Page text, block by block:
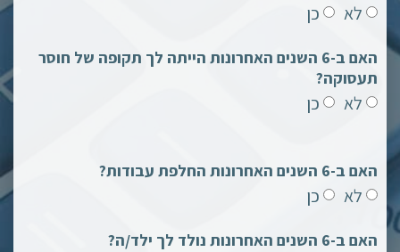
לא כן
האם ב-6 השנים האחרונות הייתה לך תקופה של חוסר
תעסוקה?
לא כן
האם ב-6 השנים האחרונות החלפת עבודות?
לא כן
האם ב-6 השנים האחרונות נולד לך ילד/ה?